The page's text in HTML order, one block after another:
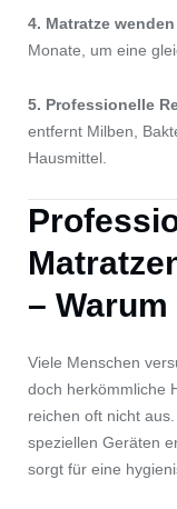
4. Matratze wenden
Monate, um eine
5. Professionelle
entfernt Milben,
Hausmittel.
–
Viele Menschen
doch herkömmliche
reichen oft nicht
speziellen Geräten
sorgt für eine